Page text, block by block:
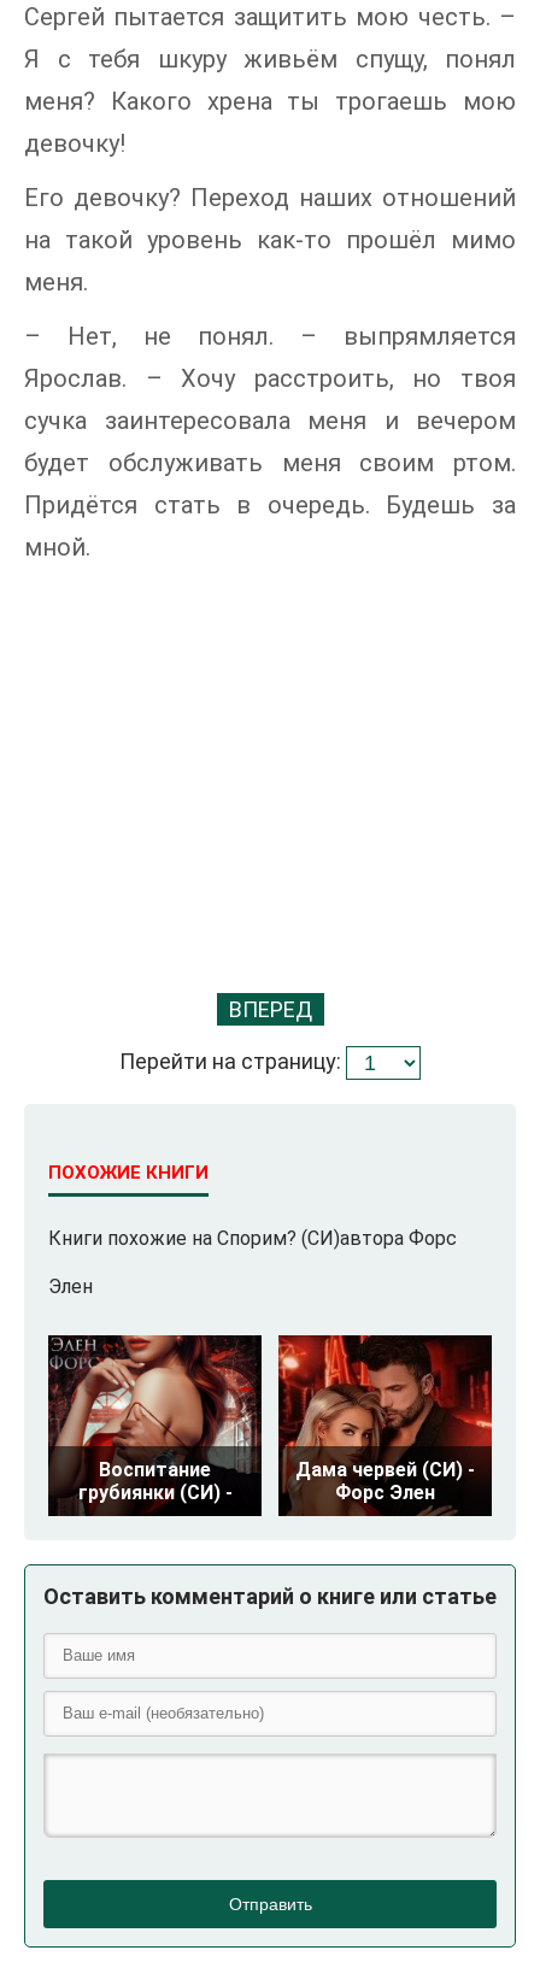
Сергей пытается защитить мою честь. –
Я с тебя шкуру живьём спущу, понял
меня? Какого хрена ты трогаешь мою
девочку!
Его девочку? Переход наших отношений
на такой уровень как-то прошёл мимо
меня.
– Нет, не понял. – выпрямляется
Ярослав. – Хочу расстроить, но твоя
сучка заинтересовала меня и вечером
будет обслуживать меня своим ртом.
Придётся стать в очередь. Будешь за
мной.
ВПЕРЕД
Перейти на страницу:
ПОХОЖИЕ КНИГИ
Книги похожие на Спорим? (СИ)автора Форс
Элен
Воспитание
грубиянки (СИ) -
Дама червей (СИ) -
Форс Элен
Оставить комментарий о книге или статье
Отправить